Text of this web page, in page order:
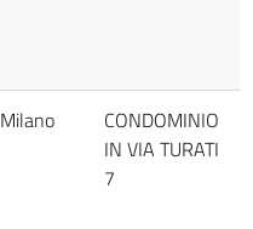
Milano
CONDOMINIO
IN VIA TURATI
7